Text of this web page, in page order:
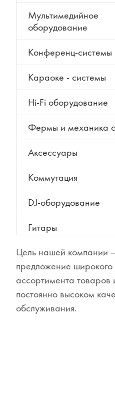
Мультимедийное
оборудование
Конференц-системы
Караоке - системы
Hi-Fi оборудование
Фермы и механика
Аксессуары
Коммутация
DJ-оборудование
Гитары
Клавишные
Ударные
Цель нашей компании
предложение широкого
ассортимента товаров
постоянно высоком
обслуживания.